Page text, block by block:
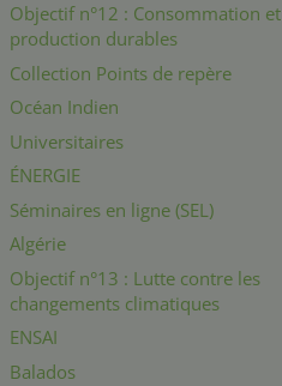
Objectif n°12 : Consommation et
production durables
Collection Points de repère
Océan Indien
Universitaires
ÉNERGIE
Séminaires en ligne (SEL)
Algérie
Objectif n°13 : Lutte contre les
changements climatiques
ENSAI
Balados